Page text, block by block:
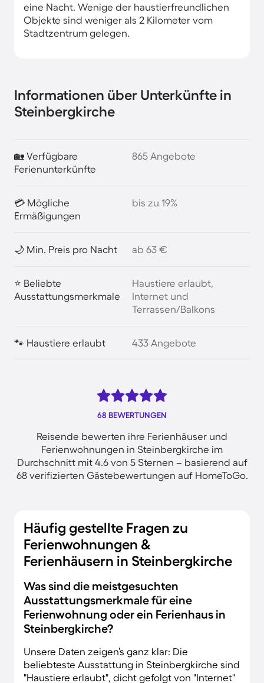
eine Nacht. Wenige der haustierfreundlichen
Objekte sind weniger als 2 Kilometer vom
Stadtzentrum gelegen.
Informationen über Unterkünfte in
Steinbergkirche
🏡 Verfügbare
Ferienunterkünfte
865 Angebote
💳 Mögliche
Ermäßigungen
bis zu 19%
🌙 Min. Preis pro Nacht ab 63 €
⭐ Beliebte
Ausstattungsmerkmale
Haustiere erlaubt,
Internet und
Terrassen/Balkons
🐾 Haustiere erlaubt 433 Angebote
68 BEWERTUNGEN
Reisende bewerten ihre Ferienhäuser und
Ferienwohnungen in Steinbergkirche im
Durchschnitt mit 4.6 von 5 Sternen – basierend auf
68 verifizierten Gästebewertungen auf HomeToGo.
Häufig gestellte Fragen zu
Ferienwohnungen &
Ferienhäusern in Steinbergkirche
Was sind die meistgesuchten
Ausstattungsmerkmale für eine
Ferienwohnung oder ein Ferienhaus in
Steinbergkirche?
Unsere Daten zeigen’s ganz klar: Die
beliebteste Ausstattung in Steinbergkirche sind
"Haustiere erlaubt", dicht gefolgt von "Internet"